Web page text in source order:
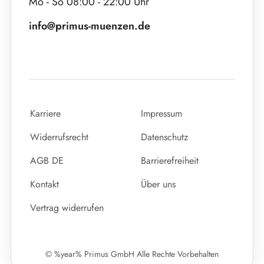
info@primus-muenzen.de
Karriere
Impressum
Widerrufsrecht
Datenschutz
AGB DE
Barrierefreiheit
Kontakt
Über uns
Vertrag widerrufen
© %year% Primus GmbH Alle Rechte Vorbehalten